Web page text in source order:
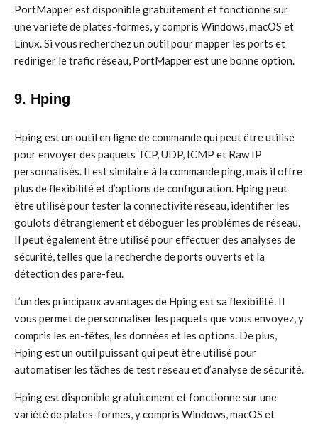
PortMapper est disponible gratuitement et fonctionne sur
une variété de plates-formes, y compris Windows, macOS et
Linux. Si vous recherchez un outil pour mapper les ports et
rediriger le trafic réseau, PortMapper est une bonne option.
9. Hping
Hping est un outil en ligne de commande qui peut être utilisé
pour envoyer des paquets TCP, UDP, ICMP et Raw IP
personnalisés. Il est similaire à la commande ping, mais il offre
plus de flexibilité et d’options de configuration. Hping peut
être utilisé pour tester la connectivité réseau, identifier les
goulots d’étranglement et déboguer les problèmes de réseau.
Il peut également être utilisé pour effectuer des analyses de
sécurité, telles que la recherche de ports ouverts et la
détection des pare-feu.
L’un des principaux avantages de Hping est sa flexibilité. Il
vous permet de personnaliser les paquets que vous envoyez, y
compris les en-têtes, les données et les options. De plus,
Hping est un outil puissant qui peut être utilisé pour
automatiser les tâches de test réseau et d’analyse de sécurité.
Hping est disponible gratuitement et fonctionne sur une
variété de plates-formes, y compris Windows, macOS et